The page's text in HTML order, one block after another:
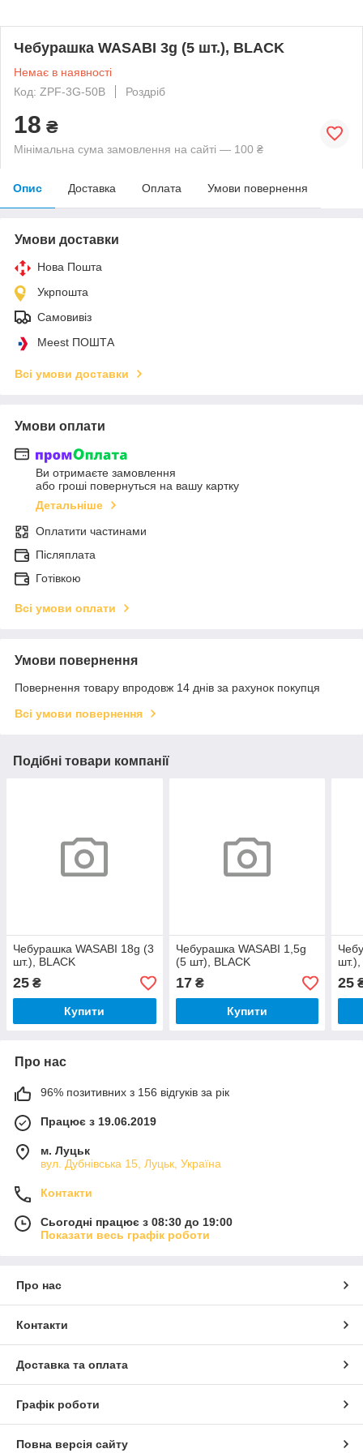
Чебурашка WASABI 3g (5 шт.), BLACK
Немає в наявності
Код: ZPF-3G-50B
Роздріб
18 ₴
Мінімальна сума замовлення на сайті — 100 ₴
Опис Доставка Оплата Умови повернення
Умови доставки
Нова Пошта
Укрпошта
Самовивіз
Meest ПОШТА
Всі умови доставки
Умови оплати
Ви отримаєте замовлення
або гроші повернуться на вашу картку
Детальніше
Оплатити частинами
Післяплата
Готівкою
Всі умови оплати
Умови повернення
Повернення товару впродовж 14 днів за рахунок покупця
Всі умови повернення
Подібні товари компанії
Чебурашка WASABI 18g (3
шт.), BLACK
25 ₴
Купити
Чебурашка WASABI 1,5g
(5 шт), BLACK
17₴
Купити
25
Про нас
96% позитивних з 156 відгуків за рік
Працює з 19.06.2019
м. Луцьк
вул. Дубнівська 15, Луцьк, Україна
Контакти
Сьогодні працює з 08:30 до 19:00
Показати весь графік роботи
Про нас
Контакти
Доставка та оплата
Графік роботи
Повна версія сайту